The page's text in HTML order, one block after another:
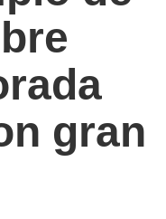
gran